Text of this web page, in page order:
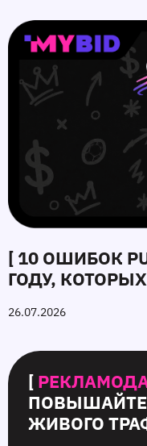
[ 10 ОШИБОК
ГОДУ,
26.07.2026
[
ПОВЫШАЙТЕ
ЖИВОГО